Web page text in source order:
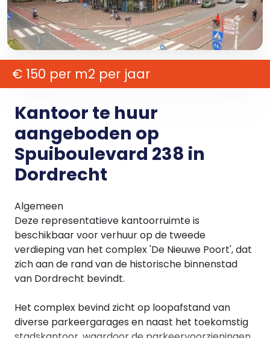
€ 150 per m2 per jaar
Kantoor te huur
aangeboden op
Spuiboulevard 238 in
Dordrecht
Algemeen
Deze representatieve kantoorruimte is
beschikbaar voor verhuur op de tweede
verdieping van het complex 'De Nieuwe Poort', dat
zich aan de rand van de historische binnenstad
van Dordrecht bevindt.
Het complex bevind zicht op loopafstand van
diverse parkeergarages en naast het toekomstig